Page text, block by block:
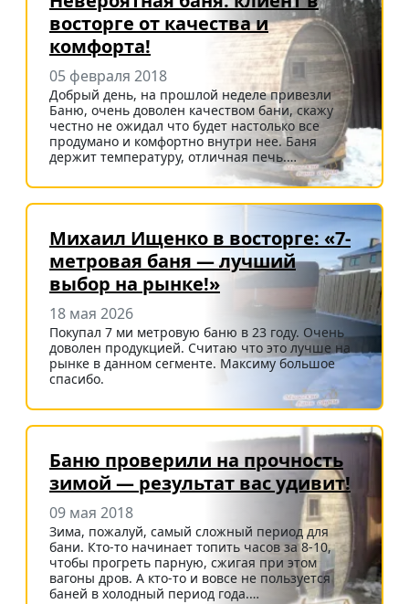
восторге от качества и
комфорта!
05 февраля 2018
Добрый день, на прошлой неделе привезли
Баню, очень доволен качеством бани, скажу
честно не ожидал что будет настолько все
продумано и комфортно внутри нее. Баня
держит температуру, отличная печь.…
Михаил Ищенко в восторге: «7-
метровая баня — лучший
выбор на рынке!»
18 мая 2026
Покупал 7 ми метровую баню в 23 году. Очень
доволен продукцией. Считаю что это лучше на
рынке в данном сегменте. Максиму большое
спасибо.
Баню проверили на прочность
зимой — результат вас удивит!
09 мая 2018
Зима, пожалуй, самый сложный период для
бани. Кто-то начинает топить часов за 8-10,
чтобы прогреть парную, сжигая при этом
вагоны дров. А кто-то и вовсе не пользуется
баней в холодный период года.…